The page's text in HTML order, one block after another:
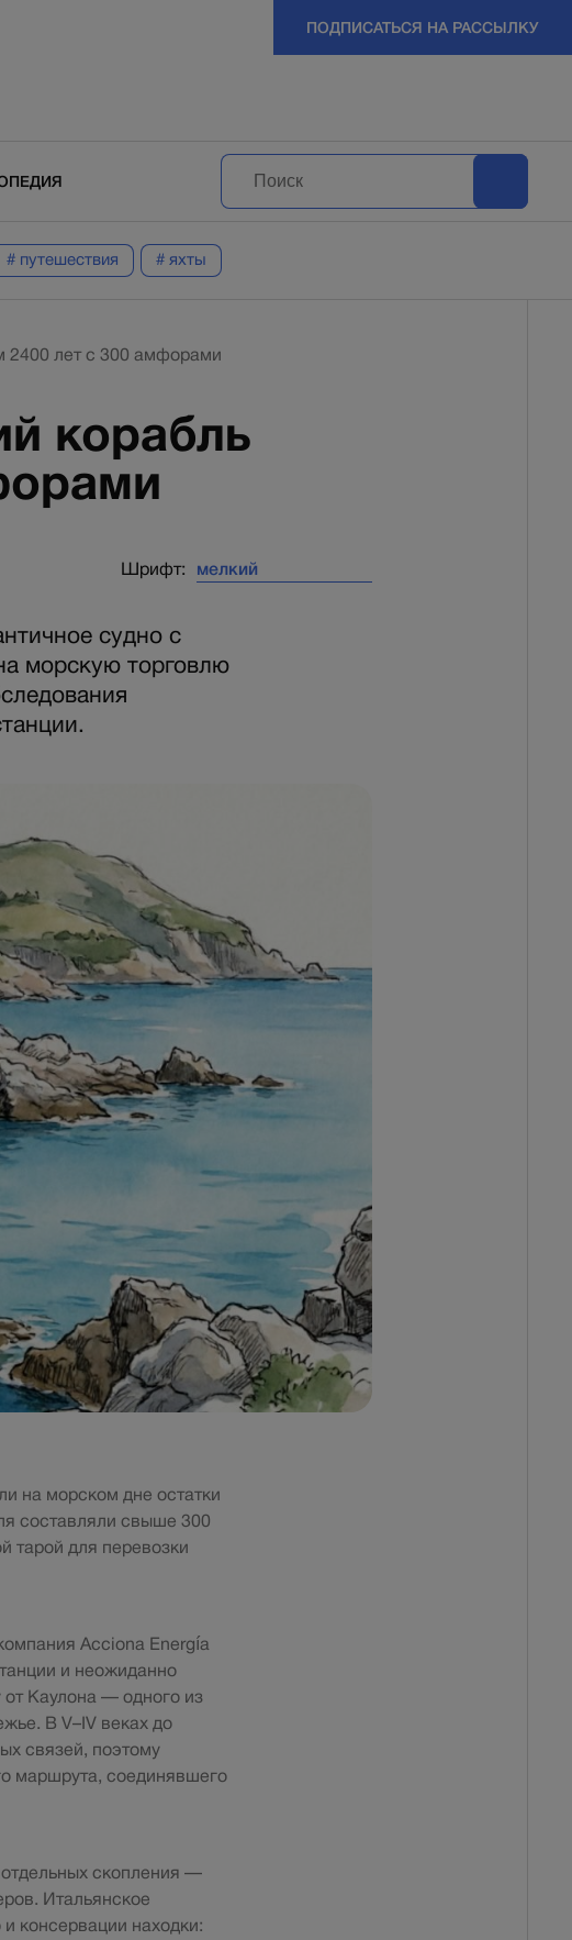
ПОДПИСАТЬСЯ НА РАССЫЛКУ
# путешествия # яхты
2400 лет с 300 амфорами
корабль
Шрифт:
судно с
морскую торговлю
на морском дне остатки
составляли свыше 300
тарой для перевозки
Acciona Energía
и неожиданно
от Каулона — одного из
В V–IV веках до
связей, поэтому
маршрута, соединявшего
скопления —
Итальянское
консервации находки: